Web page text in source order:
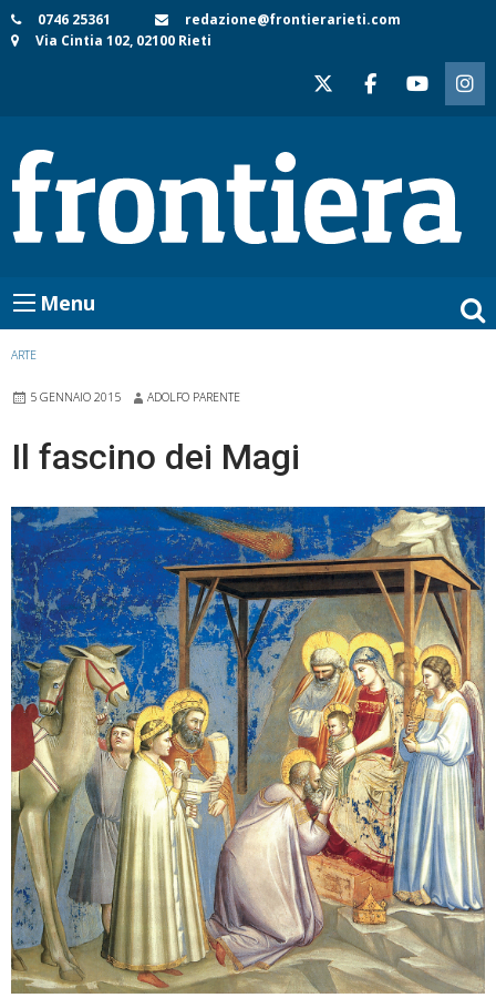
Skip
to
0746 25361
redazione@frontierarieti.com
Via Cintia 102, 02100 Rieti
Menu
ARTE
5 GENNAIO 2015 ADOLFO PARENTE
Il fascino dei Magi